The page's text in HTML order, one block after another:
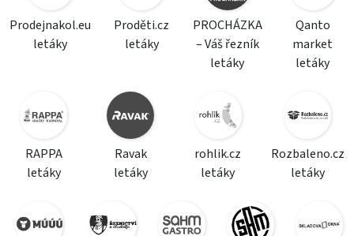
Prodejnakol.eu
letáky
Proděti.cz
letáky
PROCHÁZKA
– Váš řezník
letáky
Qanto
market
letáky
RAPPA
letáky
Ravak
letáky
rohlik.cz
letáky
Rozbaleno.cz
letáky